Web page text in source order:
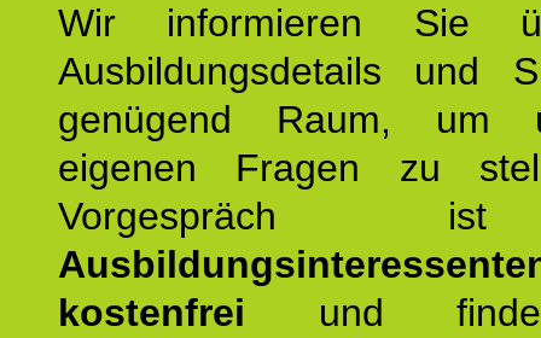
Wir informieren Sie
Ausbildungsdetails und
genügend Raum, um
eigenen Fragen zu
kostenfrei und